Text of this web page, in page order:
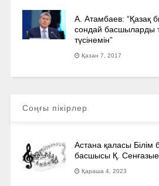
А. Атамбаев: “Қазақ
сондай басшыларды
түсінемін”
Қазан 7, 2017
Соңғы пікірлер
Астана қаласы
басшысы Қ.
Қараша 4, 2023